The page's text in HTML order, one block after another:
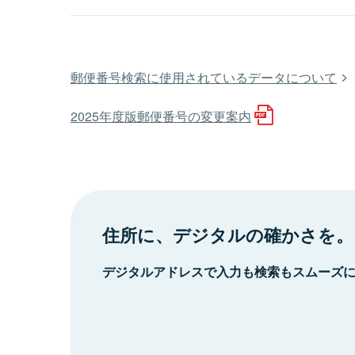
郵便番号検索に使用されているデータについて
2025年度版郵便番号の変更案内
住所に、デジタルの確かさを。
デジタルアドレスで入力も検索もスムーズ